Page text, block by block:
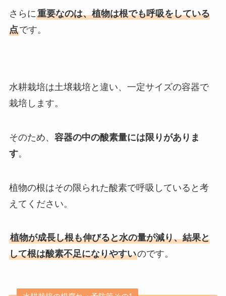
さらに重要なのは、植物は根でも呼吸をしている
点です。
水耕栽培は土壌栽培と違い、一定サイズの容器で
栽培します。
そのため、 容器の中の酸素量には限りがありま
す。
植物の根はその限られた酸素で呼吸していると考
えてください。
植物が成長し根も伸びると水の量が減り、結果と
して根は酸素不足になりやすいのです。